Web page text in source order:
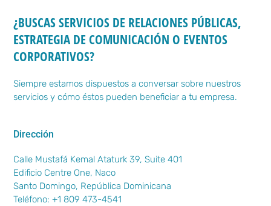
¿BUSCAS SERVICIOS DE RELACIONES PÚBLICAS,
ESTRATEGIA DE COMUNICACIÓN O EVENTOS
CORPORATIVOS?
Siempre estamos dispuestos a conversar sobre nuestros
servicios y cómo éstos pueden beneficiar a tu empresa.
Dirección
Calle Mustafá Kemal Ataturk 39, Suite 401
Edificio Centre One, Naco
Santo Domingo, República Dominicana
Teléfono: +1 809 473-4541